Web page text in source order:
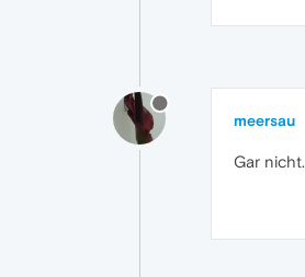
meersau
Gar nicht.